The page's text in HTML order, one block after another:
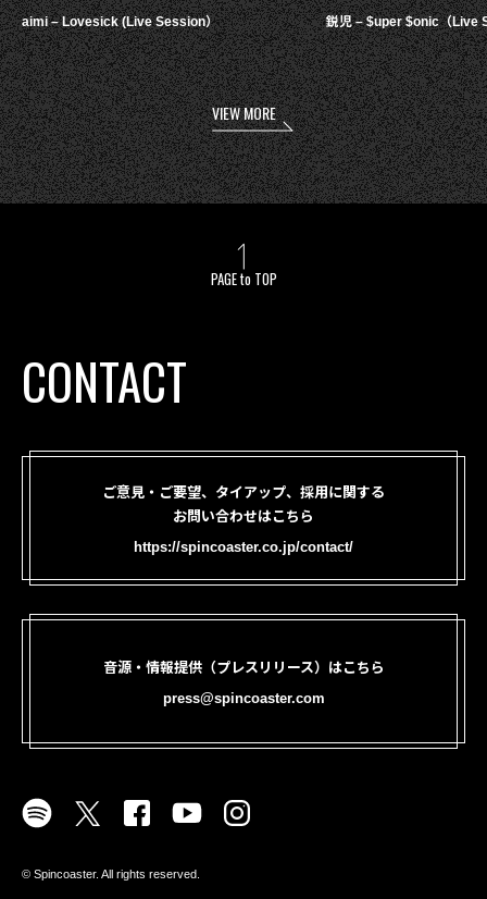
aimi – Lovesick (Live Session） 鋭児 – $uper $onic（Live
VIEW MORE
PAGE to TOP
CONTACT
ご意見・ご要望、タイアップ、採用に関する
お問い合わせはこちら
https://spincoaster.co.jp/contact/
音源・情報提供（プレスリリース）はこちら
press@spincoaster.com
©︎ Spincoaster. All rights reserved.